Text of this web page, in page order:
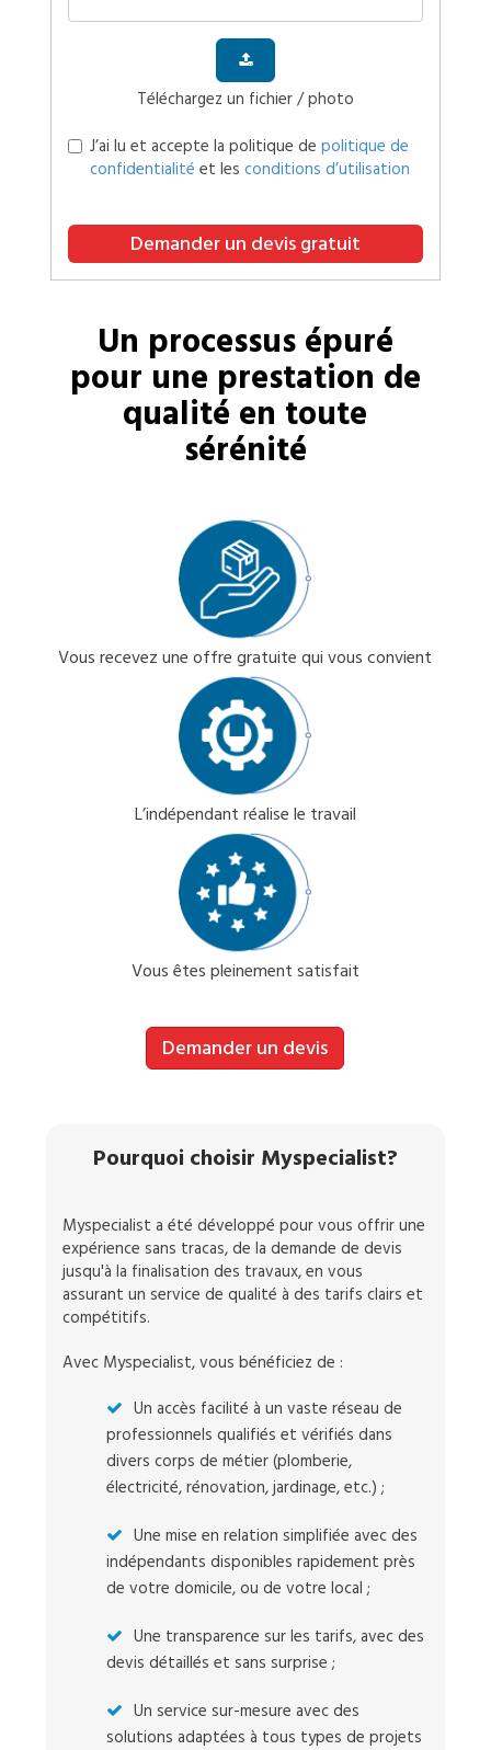
Téléchargez un fichier / photo
J’ai lu et accepte la politique de politique de
confidentialité et les conditions d’utilisation
Demander un devis gratuit
Un processus épuré
pour une prestation de
qualité en toute
sérénité
Vous recevez une offre gratuite qui vous convient
L’indépendant réalise le travail
Vous êtes pleinement satisfait
Demander un devis
Pourquoi choisir Myspecialist?
Myspecialist a été développé pour vous offrir une
expérience sans tracas, de la demande de devis
jusqu'à la finalisation des travaux, en vous
assurant un service de qualité à des tarifs clairs et
compétitifs.
Avec Myspecialist, vous bénéficiez de :
Un accès facilité à un vaste réseau de
professionnels qualifiés et vérifiés dans
divers corps de métier (plomberie,
électricité, rénovation, jardinage, etc.) ;
Une mise en relation simplifiée avec des
indépendants disponibles rapidement près
de votre domicile, ou de votre local ;
Une transparence sur les tarifs, avec des
devis détaillés et sans surprise ;
Un service sur-mesure avec des
solutions adaptées à tous types de projets